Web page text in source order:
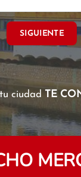
SIGUIENTE
ciudad TE